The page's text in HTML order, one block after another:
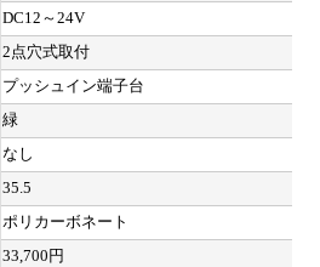
DC12～24V
2点穴式取付
プッシュイン端子台
緑
なし
35.5
ポリカーボネート
33,700円